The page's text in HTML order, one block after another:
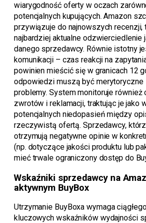
wiarygodność oferty w oczach
potencjalnych kupujących. Amazon
przywiązuje do najnowszych recenzji,
najbardziej aktualne odzwierciedlenie
danego sprzedawcy. Równie istotny
komunikacji – czas reakcji na
powinien mieścić się w granicach 12
odpowiedzi muszą być merytoryczne
problemy. System monitoruje
zwrotów i reklamacji, traktując je jako
potencjalnych niedopasień między
rzeczywistą ofertą. Sprzedawcy,
otrzymują negatywne opinie w
(np. dotyczące jakości produktu lub
mieć trwale ograniczony dostęp do
Wskaźniki sprzedawcy na
aktywnym BuyBox
Utrzymanie BuyBoxa wymaga
kluczowych wskaźników wydajności